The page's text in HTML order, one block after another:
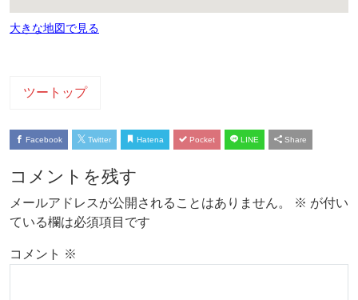
大きな地図で見る
ツートップ
Facebook Twitter Hatena Pocket LINE Share
コメントを残す
メールアドレスが公開されることはありません。 ※ が付い
ている欄は必須項目です
コメント ※